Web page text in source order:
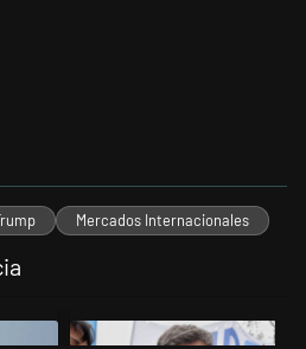
Mercados Internacionales
el título "Los aviones F 16
Un artículo de tendencia con el